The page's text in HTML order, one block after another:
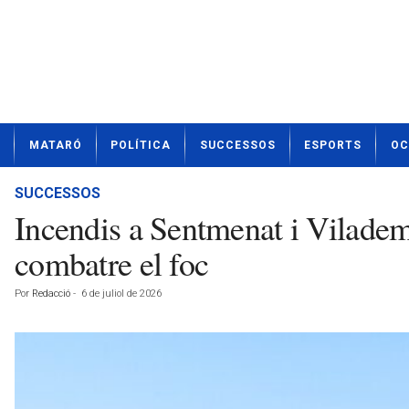
t
MATARÓ POLÍTICA SUCCESSOS ESPORTS OCI
SUCCESSOS
Incendis a Sentmenat i
combatre el foc
Por Redacció - 6 de juliol de 2026